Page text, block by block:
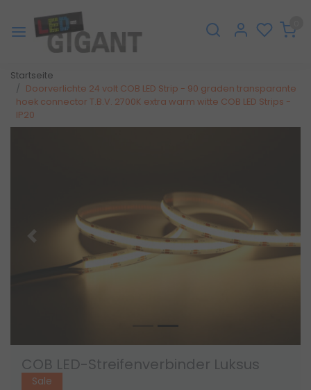
Startseite
Doorverlichte 24 volt COB LED Strip - 90 graden transparante
hoek connector T.B.V. 2700K extra warm witte COB LED Strips -
IP20
Zurück
COB LED-Streifenverbinder Luksus
Sale